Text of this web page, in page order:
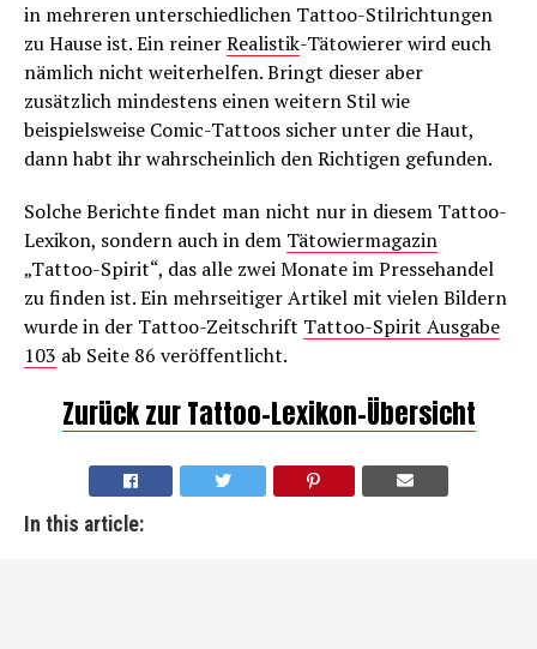
in mehreren unterschiedlichen Tattoo-Stilrichtungen
zu Hause ist. Ein reinerRealistik-Tätowierer wird euch
nämlich nicht weiterhelfen. Bringt dieser aber
zusätzlich mindestens einen weitern Stil wie
beispielsweise Comic-Tattoos sicher unter die Haut,
dann habt ihr wahrscheinlich den Richtigen gefunden.
Solche Berichte findet man nicht nur in diesem Tattoo-
Lexikon, sondern auch in dem Tätowiermagazin
„Tattoo-Spirit“, das alle zwei Monate im Pressehandel
zu finden ist. Ein mehrseitiger Artikel mit vielen Bildern
wurde in der Tattoo-Zeitschrift Tattoo-Spirit Ausgabe
103 ab Seite 86 veröffentlicht.
Zurück zur Tattoo-Lexikon-Übersicht
In this article: